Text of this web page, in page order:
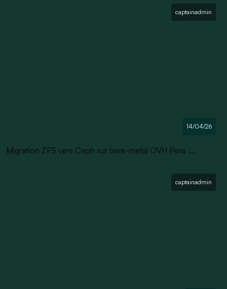
captainadmin
14/04/26
Migration ZFS vers Ceph sur bare-metal OVH Paris :...
captainadmin